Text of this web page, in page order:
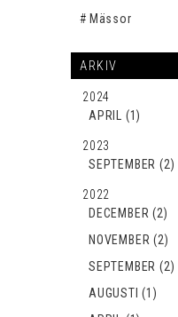
Mässor
ARKIV
2024
APRIL (1)
2023
SEPTEMBER (2)
2022
DECEMBER (2)
NOVEMBER (2)
SEPTEMBER (2)
AUGUSTI (1)